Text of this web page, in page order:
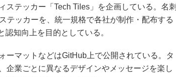
テッカー「Tech Tiles」を企画している。名刺
テッカーを、統一規格で各社が制作・配布する
認知向上を目的としている。
マットなどはGitHub上で公開されている。タ
企業ごとに異なるデザインやメッセージを楽し